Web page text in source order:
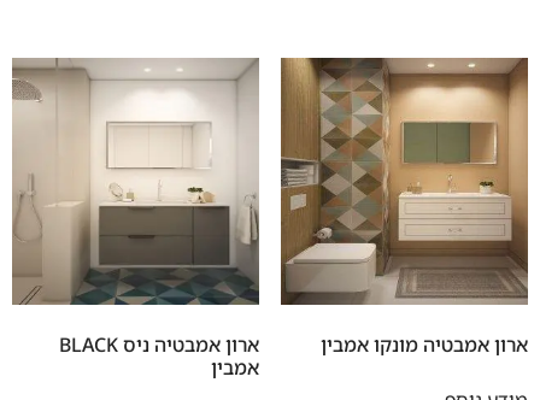
ארון אמבטיה מונקו אמבין
ארון אמבטיה ניס BLACK
אמבין